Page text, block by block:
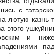
с
лютую казнь
этого
и